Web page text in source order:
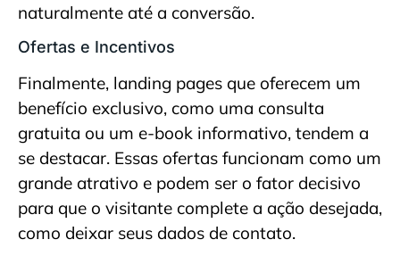
naturalmente até a conversão.
Ofertas e Incentivos
Finalmente, landing pages que oferecem um
benefício exclusivo, como uma consulta
gratuita ou um e-book informativo, tendem a
se destacar. Essas ofertas funcionam como um
grande atrativo e podem ser o fator decisivo
para que o visitante complete a ação desejada,
como deixar seus dados de contato.